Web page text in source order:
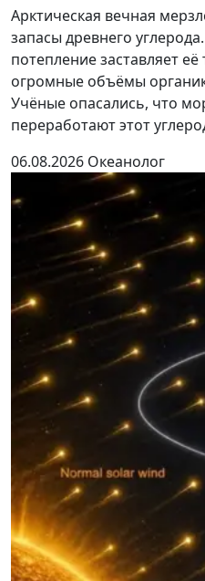
Арктическая вечная
запасы древнего
потепление заставляет её
огромные объёмы
Учёные опасались, что
переработают этот
06.08.2026 Океанолог